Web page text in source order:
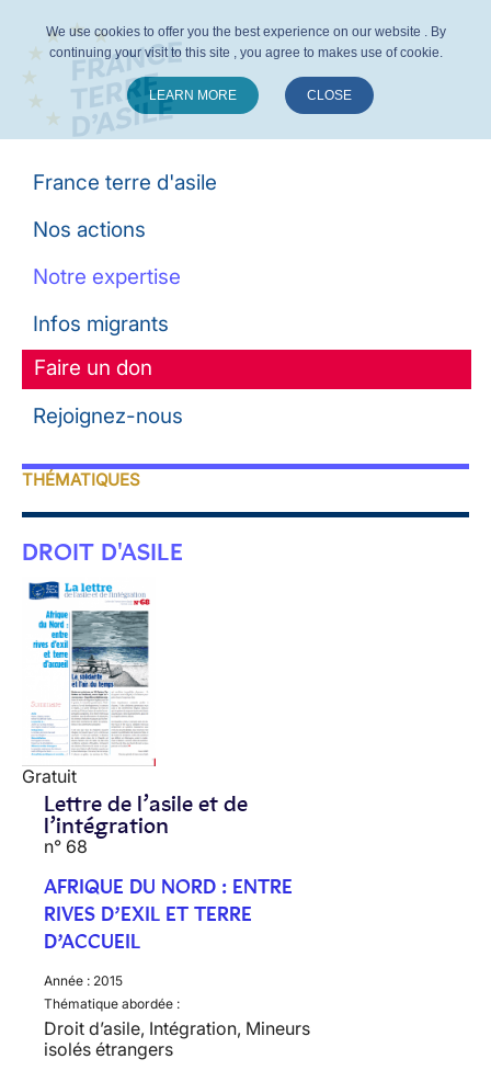
France terre d'asile
Nos actions
Notre expertise
Infos migrants
Faire un don
Rejoignez-nous
THÉMATIQUES
DROIT D'ASILE
Gratuit
Lettre de l’asile et de
l’intégration
n° 68
AFRIQUE DU NORD : ENTRE
RIVES D’EXIL ET TERRE
D’ACCUEIL
Année : 2015
Thématique abordée :
Droit d’asile, Intégration, Mineurs
isolés étrangers
We use cookies to offer you the best experience on our website . By
continuing your visit to this site , you agree to makes use of cookie.
LEARN MORE CLOSE